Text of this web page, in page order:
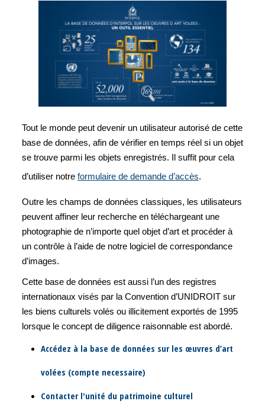
Tout le monde peut devenir un utilisateur autorisé de cette
base de données, afin de vérifier en temps réel si un objet
se trouve parmi les objets enregistrés. Il suffit pour cela
d’utiliser notre formulaire de demande d’accès.
Outre les champs de données classiques, les utilisateurs
peuvent affiner leur recherche en téléchargeant une
photographie de n’importe quel objet d’art et procéder à
un contrôle à l’aide de notre logiciel de correspondance
d’images.
Cette base de données est aussi l’un des registres
internationaux visés par la Convention d’UNIDROIT sur
les biens culturels volés ou illicitement exportés de 1995
lorsque le concept de diligence raisonnable est abordé.
Accédez à la base de données sur les œuvres d’art
volées (compte necessaire)
Contacter l'unité du patrimoine culturel